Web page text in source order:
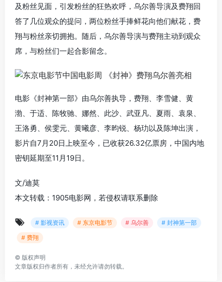
及粉丝见面，引发粉丝的狂热欢呼，乌尔善导演及费翔回
答了几位观众的提问，两位粉丝手捧鲜花向他们献花，费
翔与粉丝亲切拥抱。随后，乌尔善导演与费翔主动到观众
席，与粉丝们一起合影留念。
电影《封神第一部》由乌尔善执导，费翔、李雪健、黄
渤、于适、陈牧驰、娜然、此沙、武亚凡、夏雨、袁泉、
王洛勇、侯雯元、黄曦彦、李昀锐、杨玏以及陈坤出演，
影片自7月20日上映至今，已收获26.32亿票房，中国内地
密钥延期至11月19日。
文/迪莫
本文转载：1905电影网，若侵权请联系删除
# 影视资讯 # 东京电影节 # 乌尔善
# 封神第一部
# 费翔
© 版权声明
文章版权归作者所有，未经允许请勿转载。